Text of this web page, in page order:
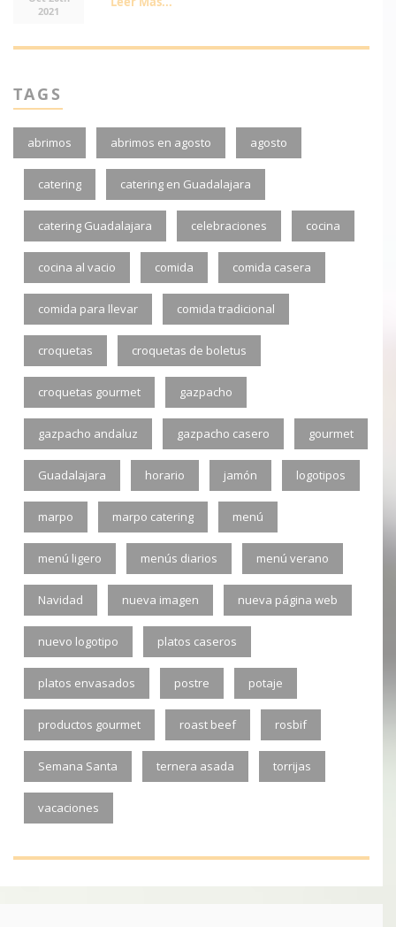
2021
TAGS
abrimos abrimos en agosto agosto
catering catering en Guadalajara
catering Guadalajara celebraciones cocina
cocina al vacio comida comida casera
comida para llevar comida tradicional
croquetas croquetas de boletus
croquetas gourmet gazpacho
gazpacho andaluz gazpacho casero gourmet
Guadalajara horario jamón logotipos
marpo marpo catering menú
menú ligero menús diarios menú verano
Navidad nueva imagen nueva página web
nuevo logotipo platos caseros
platos envasados postre potaje
productos gourmet roast beef rosbif
Semana Santa ternera asada torrijas
vacaciones